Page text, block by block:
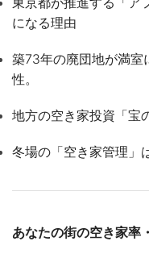
になる理由
築73年の廃団地が満室
性。
地方の空き家投資「宝
冬場の「空き家管理」
あなたの街の空き家率